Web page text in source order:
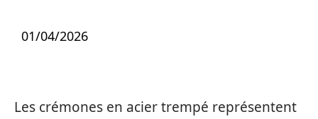
01/04/2026
Les crémones en acier trempé représentent